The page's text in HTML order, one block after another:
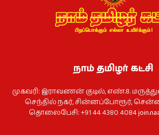
நாம் தமிழர் கட்சி
முகவரி: இராவணன் குடில், எண்.8.
செந்தில் நகர், சின்னப்போரூர்,
தொலைபேசி: +91 44 4380 4084